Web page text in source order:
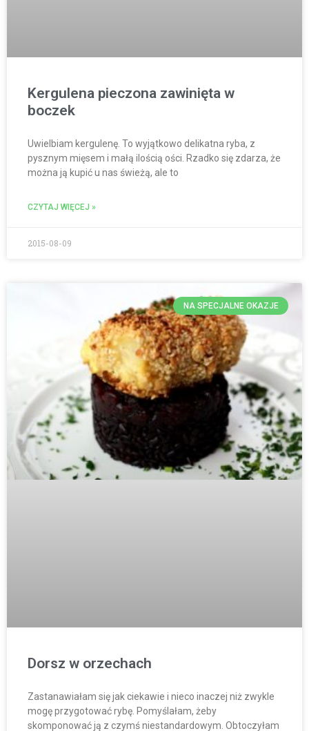
Kergulena pieczona zawinięta w
boczek
Uwielbiam kergulenę. To wyjątkowo delikatna ryba, z
pysznym mięsem i małą ilością ości. Rzadko się zdarza, że
można ją kupić u nas świeżą, ale to
CZYTAJ WIĘCEJ »
2015-08-09
NA SPECJALNE OKAZJE
Dorsz w orzechach
Zastanawiałam się jak ciekawie i nieco inaczej niż zwykle
mogę przygotować rybę. Pomyślałam, żeby
skomponować ją z czymś niestandardowym. Obtoczyłam